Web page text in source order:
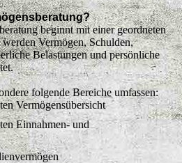
beginnt mit einer geordneten
Vermögen, Schulden,
Belastungen und persönliche
folgende Bereiche umfassen:
Vermögensübersicht
Einnahmen- und